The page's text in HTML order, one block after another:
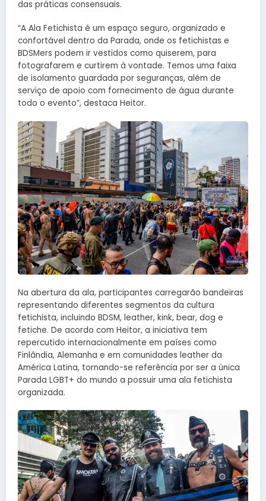
das práticas consensuais.
“A Ala Fetichista é um espaço seguro, organizado e
confortável dentro da Parada, onde os fetichistas e
BDSMers podem ir vestidos como quiserem, para
fotografarem e curtirem à vontade. Temos uma faixa
de isolamento guardada por seguranças, além de
serviço de apoio com fornecimento de água durante
todo o evento”, destaca Heitor.
Na abertura da ala, participantes carregarão bandeiras
representando diferentes segmentos da cultura
fetichista, incluindo BDSM, leather, kink, bear, dog e
fetiche. De acordo com Heitor, a iniciativa tem
repercutido internacionalmente em países como
Finlândia, Alemanha e em comunidades leather da
América Latina, tornando-se referência por ser a única
Parada LGBT+ do mundo a possuir uma ala fetichista
organizada.